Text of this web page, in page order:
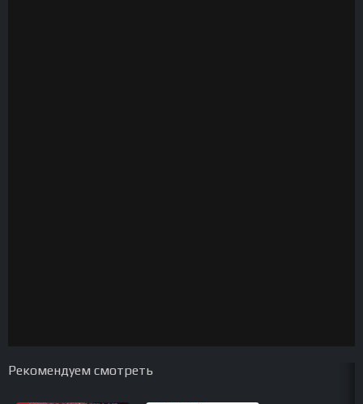
Рекомендуем смотреть